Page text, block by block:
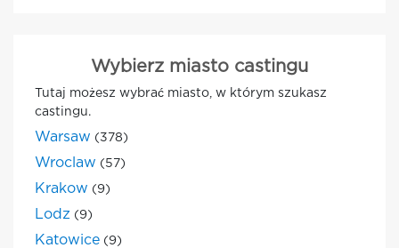
Wybierz miasto castingu
Tutaj możesz wybrać miasto, w którym szukasz
castingu.
Warsaw (378)
Wroclaw (57)
Krakow (9)
Lodz (9)
Katowice (9)